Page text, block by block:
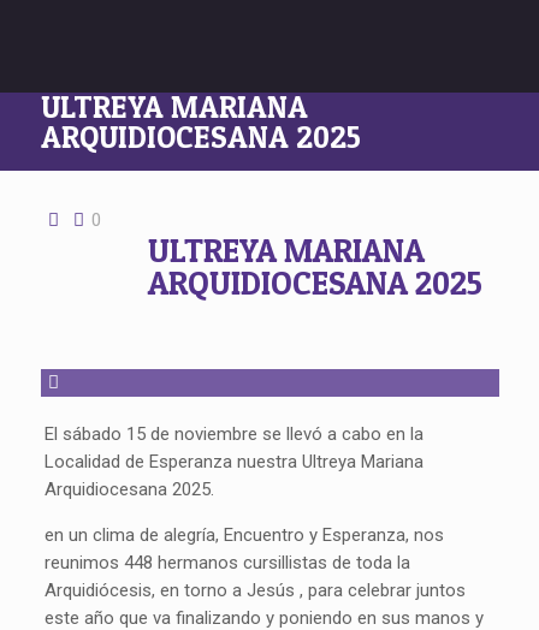
ULTREYA MARIANA
ARQUIDIOCESANA 2025
0
ULTREYA MARIANA
ARQUIDIOCESANA 2025
El sábado 15 de noviembre se llevó a cabo en la
Localidad de Esperanza nuestra Ultreya Mariana
Arquidiocesana 2025.
en un clima de alegría, Encuentro y Esperanza, nos
reunimos 448 hermanos cursillistas de toda la
Arquidiócesis, en torno a Jesús , para celebrar juntos
este año que va finalizando y poniendo en sus manos y